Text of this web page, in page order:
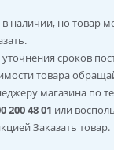
в наличии, но товар
сроков
товара
магазина по
200 48 01 или
Заказать товар.